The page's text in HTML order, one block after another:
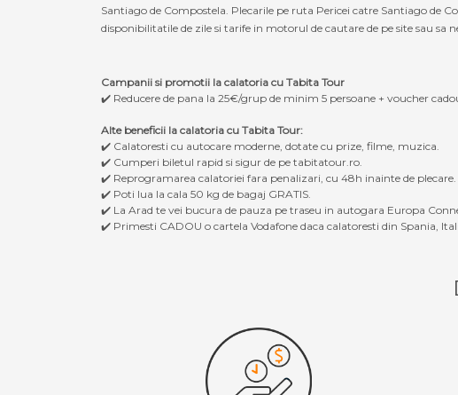
Santiago de Compostela. Plecarile pe ruta Pericei catre Santiago de
disponibilitatile de zile si tarife in motorul de cautare de pe site sau sa
Campanii si promotii la calatoria cu Tabita Tour
✔️ Reducere de pana la 25€/grup de minim 5 persoane + voucher
Alte beneficii la calatoria cu Tabita Tour:
✔️ Calatoresti cu autocare moderne, dotate cu prize, filme, muzica.
✔️ Cumperi biletul rapid si sigur de pe tabitatour.ro.
✔️ Reprogramarea calatoriei fara penalizari, cu 48h inainte de
✔️ Poti lua la cala 50 kg de bagaj GRATIS.
✔️ La Arad te vei bucura de pauza pe traseu in autogara Europa
✔️ Primesti CADOU o cartela Vodafone daca calatoresti din Spania,